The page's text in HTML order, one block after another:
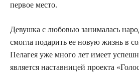
первое место.
Девушка с любовью занималась
смогла подарить ее новую жизнь в
Пелагея уже много лет имеет
является наставницей проекта